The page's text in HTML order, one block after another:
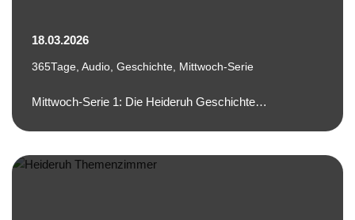
18.03.2026
365Tage Audio Geschichte Mittwoch-Serie
Mittwoch-Serie 1: Die Heideruh Geschichte…